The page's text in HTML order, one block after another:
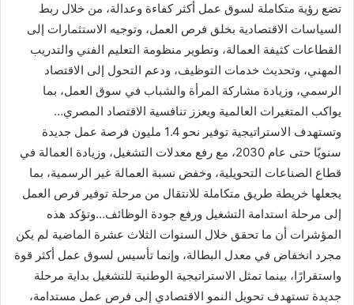
تضع رؤية متكاملة لسوق عمل أكثر كفاءة وعدالة، من خلال ربط
السياسات الاقتصادية بخلق فرص العمل، وتوجيه الاستثمارات إلى
القطاعات كثيفة العمالة، وتطوير منظومة التعليم الفني والتدريب
المهني، وتحديث خدمات التوظيف، ودعم التحول إلى الاقتصاد
الرسمي، وزيادة مشاركة المرأة والشباب في سوق العمل، بما
يواكب المتغيرات العالمية ويعزز تنافسية الاقتصاد المصري…
وتستهدف الاستراتيجية توفير نحو 1.4 مليون فرصة عمل جديدة
سنويًا حتى عام 2030، مع رفع معدلات التشغيل، وزيادة العمالة في
قطاع الصناعات التحويلية، وخفض نسبة العمالة غير الرسمية، بما
يجعلها خريطة طريق متكاملة للانتقال من مرحلة توفير فرص العمل
إلى مرحلة استدامة التشغيل ورفع جودة الوظائف…وتؤكد هذه
المؤشرات أن ما تحقق خلال السنوات الثلاث عشرة الماضية لم يكن
مجرد انخفاض في معدل البطالة، وإنما تأسيس لسوق عمل أكثر قوة
واستقرارًا، بينما تمثل الاستراتيجية الوطنية للتشغيل بداية مرحلة
جديدة تستهدف تحويل النمو الاقتصادي إلى فرص عمل مستدامة،